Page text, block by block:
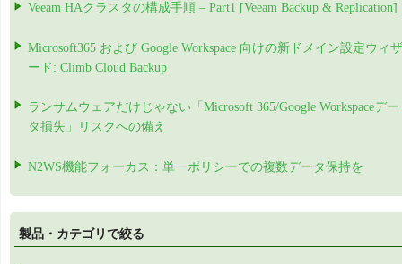
Veeam HAクラスタの構成手順 – Part1 [Veeam Backup & Replication]
Microsoft365 および Google Workspace 向けの新ドメイン設定ウィザ
ード: Climb Cloud Backup
ランサムウェアだけじゃない「Microsoft 365/Google Workspaceデー
タ損失」リスクへの備え
N2WS機能フォーカス：単一ポリシーでの複数データ保持を
製品・カテゴリで絞る